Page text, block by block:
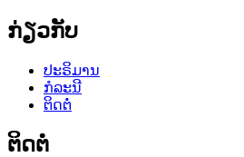
ກ່ຽວກັບ
ປະຣິມານ
ກໍລະນີ
ຕິດຕໍ່
ຕິດຕໍ່